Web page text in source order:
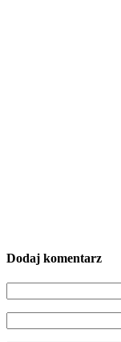
Dodaj komentarz